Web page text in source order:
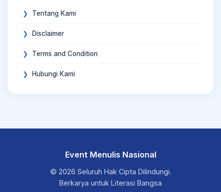
Tentang Kami
Disclaimer
Terms and Condition
Hubungi Kami
Event Menulis Nasional
© 2026 Seluruh Hak Cipta Dilindungi.
Berkarya untuk Literasi Bangsa